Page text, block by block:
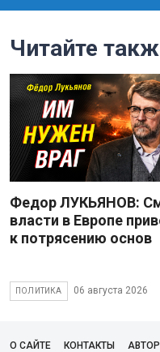
Читайте
Федор ЛУКЬЯНОВ:
власти в Европе
к потрясению основ
ПОЛИТИКА 06 августа 2026
О САЙТЕ КОНТАКТЫ